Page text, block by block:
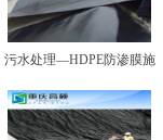
污水处理—HDPE防渗膜施
工图例一